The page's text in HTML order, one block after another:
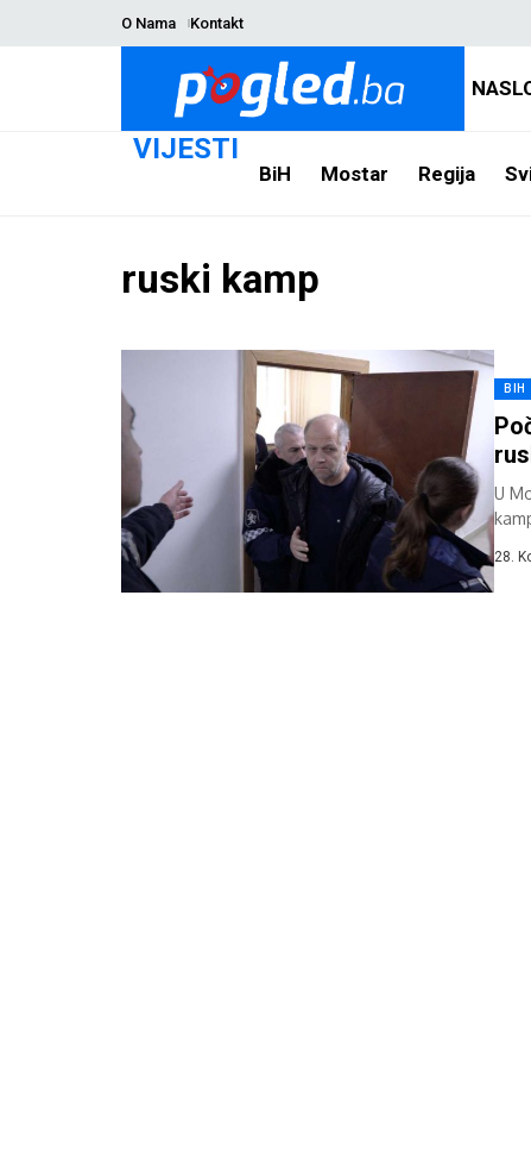
O Nama Kontakt
VIJESTI
BiH Mostar Regija
ruski kamp
BIH
U
28.